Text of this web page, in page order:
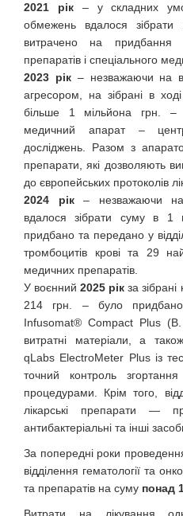
2021 рік– у складних
обмежень вдалося
витрачено на придбання
препаратів і спеціального
2023 рік– незважаючи на
агресором, на зібрані в
більше 1 мільйона грн. –
медичний апарат –
досліджень. Разом з
препарати, які дозволяють
до європейських протоколів
2024 рік– незважаючи на
вдалося зібрати суму в 1
придбано та передано у
тромбоцитів крові та 29
медичних препаратів.
У воєнний2025 рік за
214 грн. – було придбано
Infusomat® Compact Plus (B.
витратні матеріали, а
qLabs ElectroMeter Plus із
точний контроль
процедурами. Крім того,
лікарські препарати —
антибактеріальні та інші
За попередні роки
відділення гематології та
та препаратів на суму понад